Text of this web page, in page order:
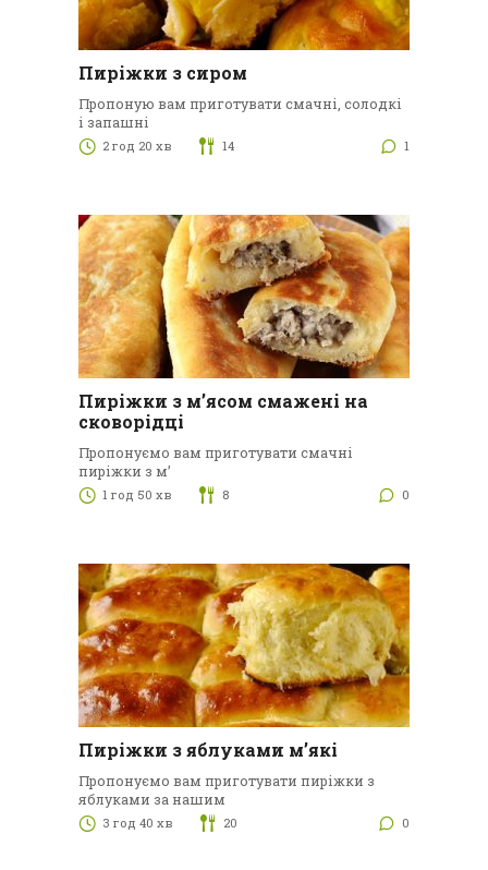
Пиріжки з сиром
Пропоную вам приготувати смачні, солодкі
і запашні
2 год 20 хв 14 1
Пиріжки з м’ясом смажені на
сковорідці
Пропонуємо вам приготувати смачні
пиріжки з м’
1 год 50 хв 8 0
Пиріжки з яблуками м’які
Пропонуємо вам приготувати пиріжки з
яблуками за нашим
3 год 40 хв 20 0